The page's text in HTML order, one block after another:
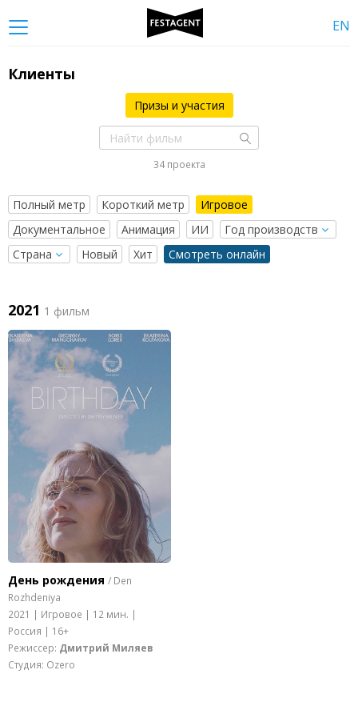
EN
Клиенты
Призы и участия
34 проекта
Полный метр Короткий метр
Игровое
Документальное
Анимация
ИИ
Новый
Хит Смотреть онлайн
2021 1 фильм
День рождения / Den
Rozhdeniya
2021 | Игровое | 12 мин. |
Россия | 16+
Режиссер: Дмитрий Миляев
Студия: Ozero